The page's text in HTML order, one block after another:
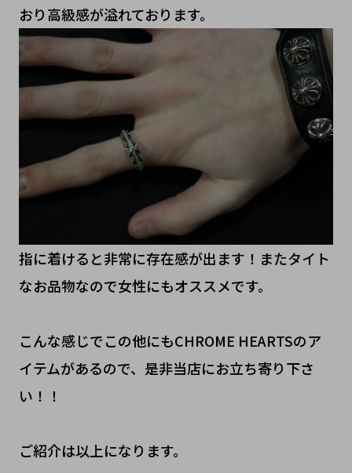
おり高級感が溢れております。
指に着けると非常に存在感が出ます！またタイト
なお品物なので女性にもオススメです。
こんな感じでこの他にもCHROME HEARTSのア
イテムがあるので、是非当店にお立ち寄り下さ
い！！
ご紹介は以上になります。